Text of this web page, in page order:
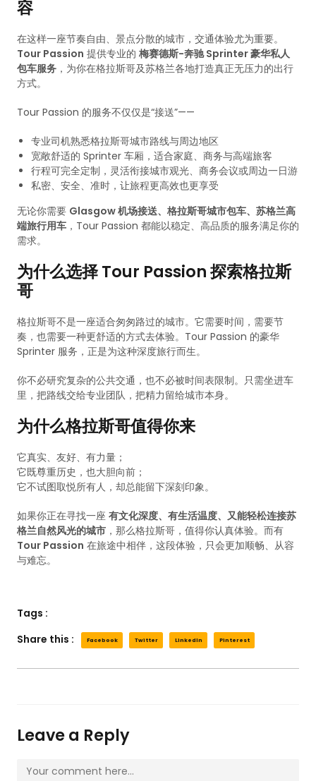
容
在这样一座节奏自由、景点分散的城市，交通体验尤为重要。
Tour Passion 提供专业的 梅赛德斯-奔驰 Sprinter 豪华私人
包车服务 ，为你在格拉斯哥及苏格兰各地打造真正无压力的出行
方式。
Tour Passion 的服务不仅仅是“接送”——
专业司机熟悉格拉斯哥城市路线与周边地区
宽敞舒适的 Sprinter 车厢，适合家庭、商务与高端旅客
行程可完全定制，灵活衔接城市观光、商务会议或周边一日游
私密、安全、准时，让旅程更高效也更享受
无论你需要 Glasgow 机场接送、格拉斯哥城市包车、苏格兰高
端旅行用车 ，Tour Passion 都能以稳定、高品质的服务满足你的
需求。
为什么选择 Tour Passion 探索格拉斯
哥
格拉斯哥不是一座适合匆匆路过的城市。它需要时间，需要节
奏，也需要一种更舒适的方式去体验。Tour Passion 的豪华
Sprinter 服务，正是为这种深度旅行而生。
你不必研究复杂的公共交通，也不必被时间表限制。只需坐进车
里，把路线交给专业团队，把精力留给城市本身。
为什么格拉斯哥值得你来
它真实、友好、有力量；
它既尊重历史，也大胆向前；
它不试图取悦所有人，却总能留下深刻印象。
如果你正在寻找一座 有文化深度、有生活温度、又能轻松连接苏
格兰自然风光的城市 ，那么格拉斯哥，值得你认真体验。而有
Tour Passion 在旅途中相伴，这段体验，只会更加顺畅、从容
与难忘。
Tags :
Share this :
Facebook Twitter LinkedIn Pinterest
Leave a Reply